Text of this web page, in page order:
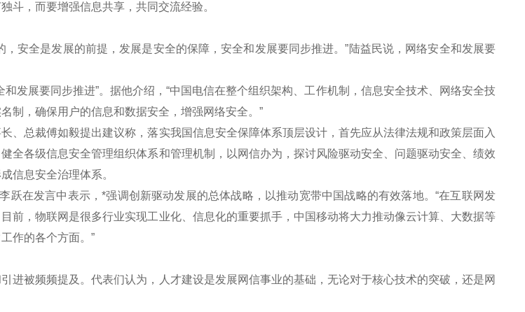
，而要增强信息共享，共同交流经验。
安全是发展的前提，发展是安全的保障，安全和发展要同步推进。”陆益民说，网络安全和发展要
展要同步推进”。据他介绍，“中国电信在整个组织架构、工作机制，信息安全技术、网络安全技
制，确保用户的信息和数据安全，增强网络安全。”
总裁傅如毅提出建议称，落实我国信息安全保障体系顶层设计，首先应从法律法规和政策层面入
全各级信息安全管理组织体系和管理机制，以网信办为，探讨风险驱动安全、问题驱动安全、绩效
信息安全治理体系。
在发言中表示，*强调创新驱动发展的总体战略，以推动宽带中国战略的有效落地。“在互联网发
前，物联网是很多行业实现工业化、信息化的重要抓手，中国移动将大力推动像云计算、大数据等
作的各个方面。”
被频频提及。代表们认为，人才建设是发展网信事业的基础，无论对于核心技术的突破，还是网